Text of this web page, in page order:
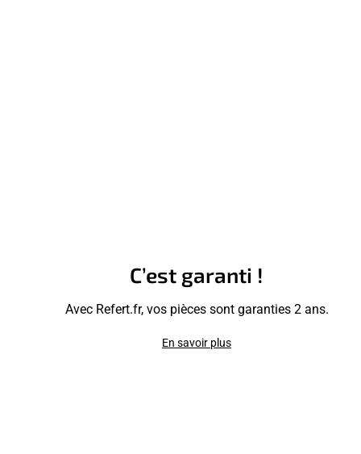
C’est garanti !
Avec Refert.fr, vos pièces sont garanties 2 ans.
En savoir plus